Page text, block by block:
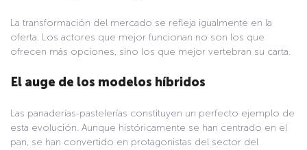
La transformación del mercado se refleja igualmente en la
oferta. Los actores que mejor funcionan no son los que
ofrecen más opciones, sino los que mejor vertebran su carta.
El auge de los modelos híbridos
Las panaderías-pastelerías constituyen un perfecto ejemplo de
esta evolución. Aunque históricamente se han centrado en el
pan, se han convertido en protagonistas del sector del